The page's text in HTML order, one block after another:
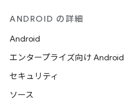
ANDROID の詳細
Android
エンタープライズ向け Android
セキュリティ
ソース